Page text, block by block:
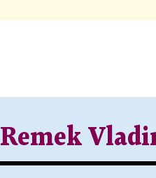
Remek